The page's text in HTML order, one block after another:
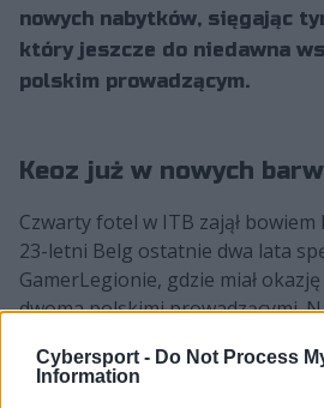
Cybersport - Do Not Process
Information
nowych nabytków, sięgając
który jeszcze do niedawna
polskim prowadzącym.
Keoz już w nowych
Czwarty fotel w ITB zajął bowiem
23-letni Belg ostatnie dwa lata
GamerLegionie, gdzie miał
dwoma polskimi prowadzącymi.
sensacyjne wicemistrzostwo